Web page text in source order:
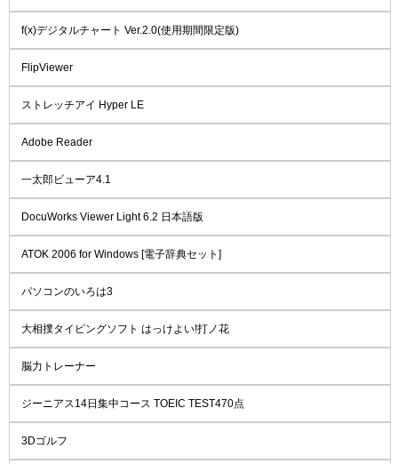
f(x)デジタルチャート Ver.2.0(使用期間限定版)
FlipViewer
ストレッチアイ Hyper LE
Adobe Reader
一太郎ビューア4.1
DocuWorks Viewer Light 6.2 日本語版
ATOK 2006 for Windows [電子辞典セット]
パソコンのいろは3
大相撲タイピングソフト はっけよい!打ノ花
脳力トレーナー
ジーニアス14日集中コース TOEIC TEST470点
3Dゴルフ